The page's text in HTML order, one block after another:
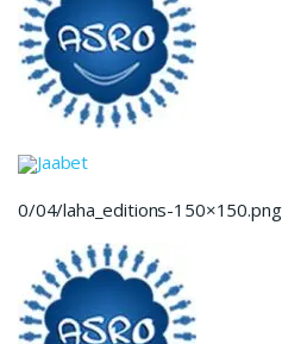
Jaabet
0/04/laha_editions-